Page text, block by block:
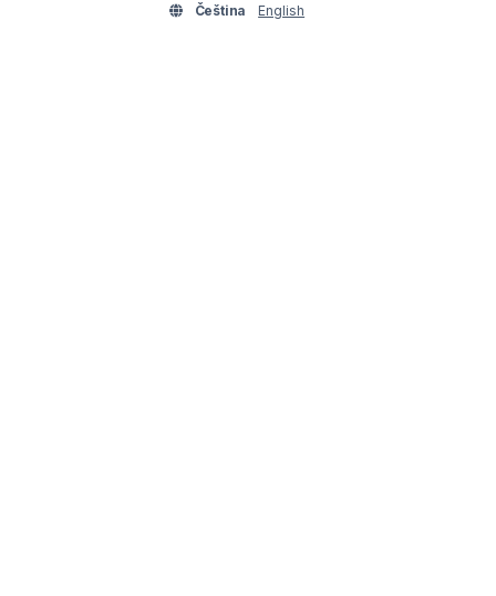
Čeština
English